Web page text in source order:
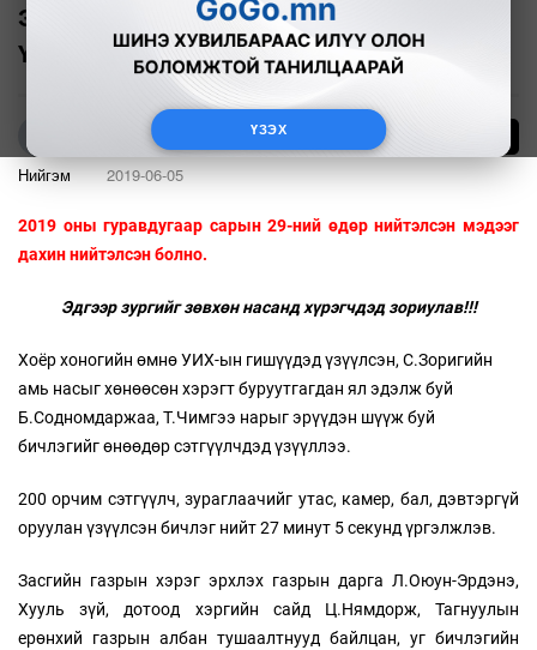
ҮЗЭХ
ЭРҮҮДЭН ШҮҮСЭН бичлэгийг ЗУРГААР
ҮЗҮҮЛЖ БАЙНА
Р.Адъяасүрэн
Нийгэм 2019-06-05
2019 оны гуравдугаар сарын 29-ний өдөр нийтэлсэн мэдээг
дахин нийтэлсэн болно.
Эдгээр зургийг зөвхөн насанд хүрэгчдэд зориулав!!!
Хоёр хоногийн өмнө УИХ-ын гишүүдэд үзүүлсэн, С.Зоригийн
амь насыг хөнөөсөн хэрэгт буруутгагдан ял эдэлж буй
Б.Содномдаржаа, Т.Чимгээ нарыг эрүүдэн шүүж буй
бичлэгийг өнөөдөр сэтгүүлчдэд үзүүллээ.
200 орчим сэтгүүлч, зураглаачийг утас, камер, бал, дэвтэргүй
оруулан үзүүлсэн бичлэг нийт 27 минут 5 секунд үргэлжлэв.
Засгийн газрын хэрэг эрхлэх газрын дарга Л.Оюун-Эрдэнэ,
Хууль зүй, дотоод хэргийн сайд Ц.Нямдорж, Тагнуулын
ерөнхий газрын албан тушаалтнууд байлцан, уг бичлэгийн